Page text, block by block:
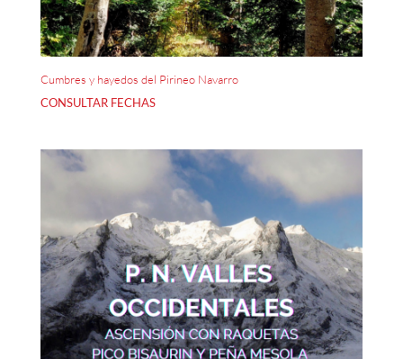
Cumbres y hayedos del Pirineo Navarro
CONSULTAR FECHAS